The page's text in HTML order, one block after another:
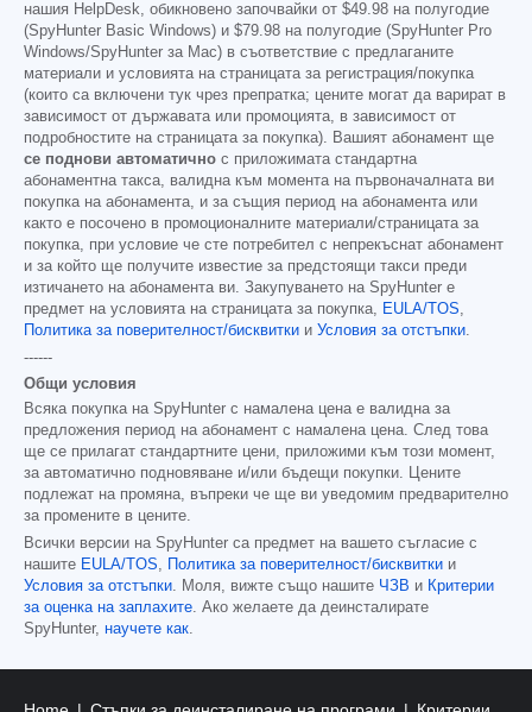
нашия HelpDesk, обикновено започвайки от $49.98 на полугодие
(SpyHunter Basic Windows) и $79.98 на полугодие (SpyHunter Pro
Windows/SpyHunter за Mac) в съответствие с предлаганите
материали и условията на страницата за регистрация/покупка
(които са включени тук чрез препратка; цените могат да варират в
зависимост от държавата или промоцията, в зависимост от
подробностите на страницата за покупка). Вашият абонамент ще
се поднови автоматично с приложимата стандартна
абонаментна такса, валидна към момента на първоначалната ви
покупка на абонамента, и за същия период на абонамента или
както е посочено в промоционалните материали/страницата за
покупка, при условие че сте потребител с непрекъснат абонамент
и за който ще получите известие за предстоящи такси преди
изтичането на абонамента ви. Закупуването на SpyHunter е
предмет на условията на страницата за покупка, EULA/TOS,
Политика за поверителност/бисквитки и Условия за отстъпки.
------
Общи условия
Всяка покупка на SpyHunter с намалена цена е валидна за
предложения период на абонамент с намалена цена. След това
ще се прилагат стандартните цени, приложими към този момент,
за автоматично подновяване и/или бъдещи покупки. Цените
подлежат на промяна, въпреки че ще ви уведомим предварително
за промените в цените.
Всички версии на SpyHunter са предмет на вашето съгласие с
нашите EULA/TOS, Политика за поверителност/бисквитки и
Условия за отстъпки. Моля, вижте също нашите ЧЗВ и Критерии
за оценка на заплахите. Ако желаете да деинсталирате
SpyHunter, научете как.